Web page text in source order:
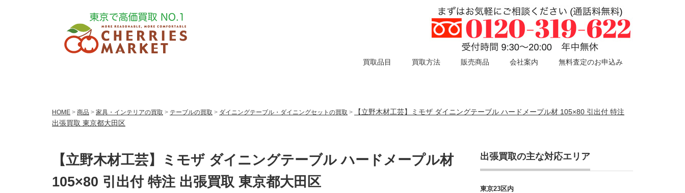
買取品目 買取方法 販売商品 会社案内 無料査定のお申込み
HOME > 商品 > 家具・インテリアの買取 > テーブルの買取 > ダイニングテーブル・ダイニングセットの買取 >
【立野木材工芸】ミモザ ダイニングテーブル ハードメープル材 105×80 引出付 特注
出張買取 東京都大田区
【立野木材工芸】ミモザ ダイニングテーブル ハードメープル材
105×80 引出付 特注 出張買取 東京都大田区
出張買取の主な対応エリア
東京23区内